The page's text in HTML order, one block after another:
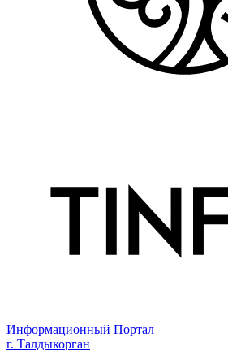
Информационный Портал
г. Талдыкорган